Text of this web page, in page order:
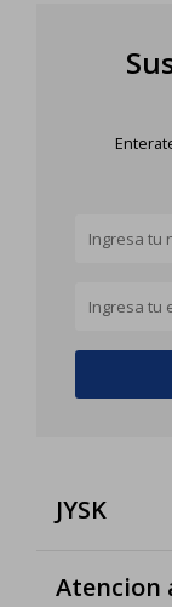
JYSK
Atencion